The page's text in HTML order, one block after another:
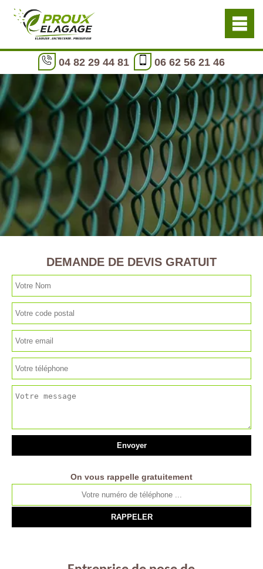
04 82 29 44 81 06 62 56 21 46
DEMANDE DE DEVIS GRATUIT
On vous rappelle gratuitement